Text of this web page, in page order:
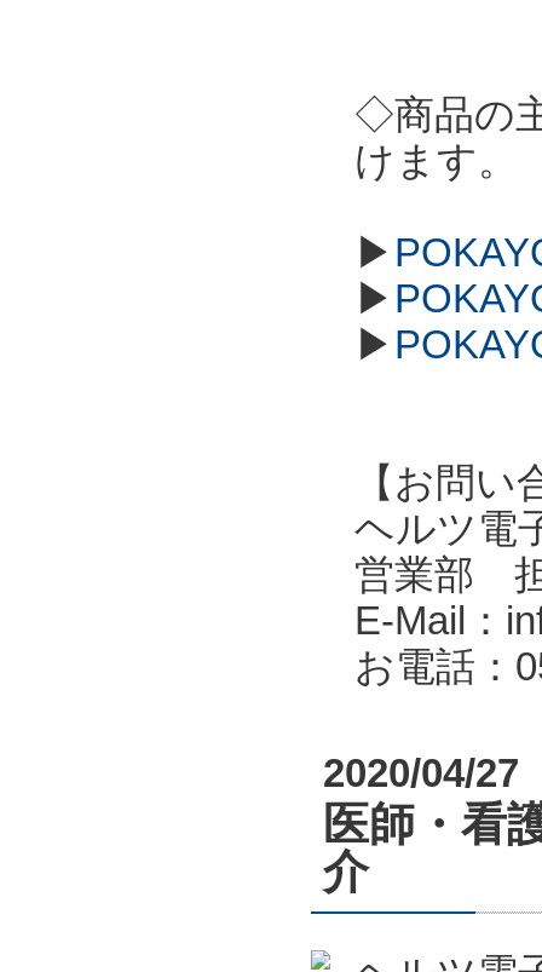
◇商品の
けます。
▶
▶
▶
【お問い
ヘルツ電
営業部
E-Mail：
お電話：
2020/04/27
医師・看
介